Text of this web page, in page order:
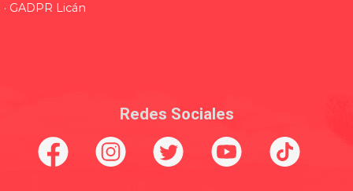
· GADPR Licán
Redes Sociales